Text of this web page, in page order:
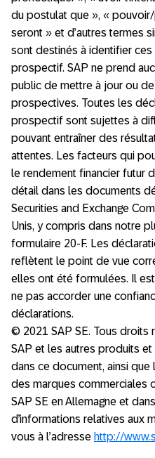
du postulat que », «
seront » et d’autres termes
sont destinés à identifier
prospectif. SAP ne prend
public de mettre à jour ou
prospectives. Toutes les
prospectif sont sujettes à
pouvant entraîner des
attentes. Les facteurs qui
le rendement financier futur
détail dans les documents
Securities and Exchange
Unis, y compris dans notre
formulaire 20-F. Les
reflètent le point de vue
elles ont été formulées. Il
ne pas accorder une
déclarations.
© 2021 SAP SE. Tous droits
SAP et les autres produits
dans ce document, ainsi
des marques commerciales
SAP SE en Allemagne et
d’informations relatives aux
vous à l’adresse http://